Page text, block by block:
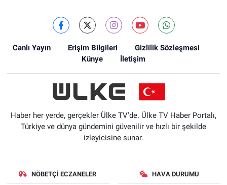
Canlı Yayın Erişim Bilgileri
Gizlilik Sözleşmesi
Künye
İletişim
Haber her yerde, gerçekler Ülke TV'de. Ülke TV Haber Portalı,
Türkiye ve dünya gündemini güvenilir ve hızlı bir şekilde
izleyicisine sunar.
NÖBETÇI ECZANELER HAVA DURUMU